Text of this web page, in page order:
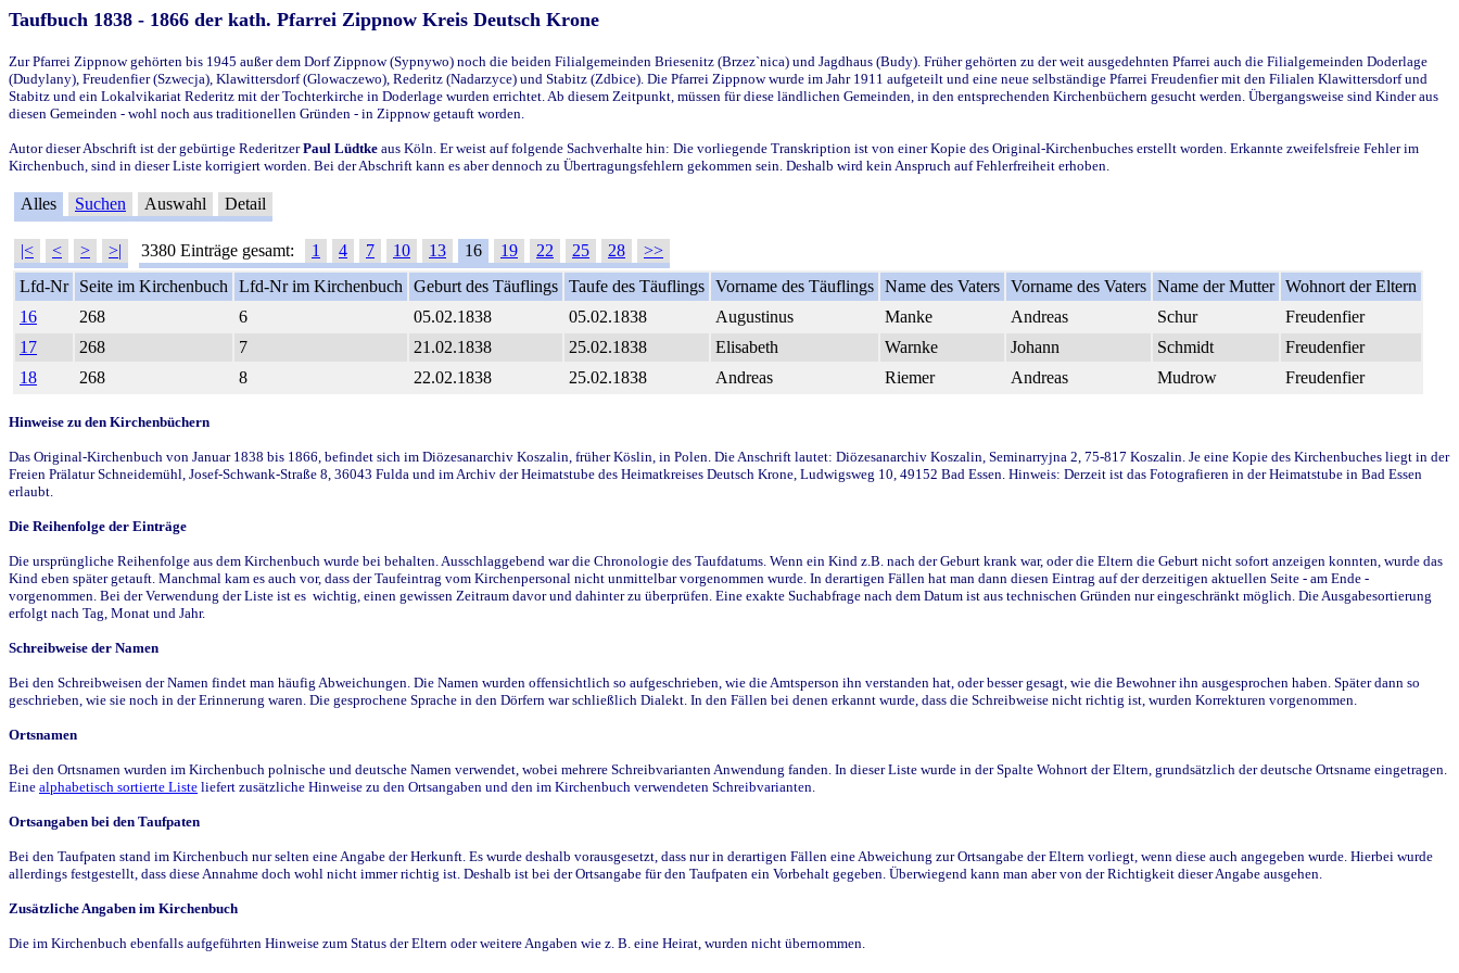
Taufbuch 1838 - 1866 der kath. Pfarrei Zippnow Kreis Deutsch Krone
Zur Pfarrei Zippnow gehörten bis 1945 außer dem Dorf Zippnow (Sypnywo) noch die beiden Filialgemeinden Briesenitz (Brzez`nica) und Jagdhaus (Budy). Früher gehörten zu der weit ausgedehnten Pfarrei auch die Filialgemeinden Doderlage
(Dudylany), Freudenfier (Szwecja), Klawittersdorf (Glowaczewo), Rederitz (Nadarzyce) und Stabitz (Zdbice). Die Pfarrei Zippnow wurde im Jahr 1911 aufgeteilt und eine neue selbständige Pfarrei Freudenfier mit den Filialen Klawittersdorf und
Stabitz und ein Lokalvikariat Rederitz mit der Tochterkirche in Doderlage wurden errichtet. Ab diesem Zeitpunkt, müssen für diese ländlichen Gemeinden, in den entsprechenden Kirchenbüchern gesucht werden. Übergangsweise sind Kinder aus
diesen Gemeinden - wohl noch aus traditionellen Gründen - in Zippnow getauft worden.
Autor dieser Abschrift ist der gebürtige RederitzerPaul Lüdtke aus Köln. Er weist auf folgende Sachverhalte hin: Die vorliegende Transkription ist von einer Kopie des Original-Kirchenbuches erstellt worden. Erkannte zweifelsfreie Fehler im
Kirchenbuch, sind in dieser Liste korrigiert worden. Bei der Abschrift kann es aber dennoch zu Übertragungsfehlern gekommen sein. Deshalb wird kein Anspruch auf Fehlerfreiheit erhoben.
Alles Suchen Auswahl Detail
|< < > >| 3380 Einträge gesamt: 1 4 7 10 13 16 19 22 25 28
>>
Lfd-Nr
Seite im Kirchenbuch Lfd-Nr im Kirchenbuch Geburt des Täuflings Taufe des Täuflings Vorname des Täuflings Name des Vaters Vorname des Vaters Name der Mutter Wohnort der Eltern
16
268 6 05.02.1838 05.02.1838 Augustinus Manke Andreas Schur
Freudenfier
17
268 7 21.02.1838 25.02.1838 Elisabeth Warnke Johann Schmidt
Freudenfier
18
268 8 22.02.1838 25.02.1838 Andreas Riemer Andreas Mudrow Freudenfier
Hinweise zu den Kirchenbüchern
Das Original-Kirchenbuch von Januar 1838 bis 1866, befindet sich im Diözesanarchiv Koszalin, früher Köslin, in Polen. Die Anschrift lautet: Diözesanarchiv Koszalin, Seminarryjna 2, 75-817 Koszalin. Je eine Kopie des Kirchenbuches liegt in der
Freien Prälatur Schneidemühl, Josef-Schwank-Straße 8, 36043 Fulda und im Archiv der Heimatstube des Heimatkreises Deutsch Krone, Ludwigsweg 10, 49152 Bad Essen. Hinweis: Derzeit ist das Fotografieren in der Heimatstube in Bad Essen
erlaubt.
Die Reihenfolge der Einträge
Die ursprüngliche Reihenfolge aus dem Kirchenbuch wurde bei behalten. Ausschlaggebend war die Chronologie des Taufdatums. Wenn ein Kind z.B. nach der Geburt krank war, oder die Eltern die Geburt nicht sofort anzeigen konnten, wurde das
Kind eben später getauft. Manchmal kam es auch vor, dass der Taufeintrag vom Kirchenpersonal nicht unmittelbar vorgenommen wurde. In derartigen Fällen hat man dann diesen Eintrag auf der derzeitigen aktuellen Seite - am Ende -
vorgenommen. Bei der Verwendung der Liste ist es wichtig, einen gewissen Zeitraum davor und dahinter zu überprüfen. Eine exakte Suchabfrage nach dem Datum ist aus technischen Gründen nur eingeschränkt möglich. Die Ausgabesortierung
erfolgt nach Tag, Monat und Jahr.
Schreibweise der Namen
Bei den Schreibweisen der Namen findet man häufig Abweichungen. Die Namen wurden offensichtlich so aufgeschrieben, wie die Amtsperson ihn verstanden hat, oder besser gesagt, wie die Bewohner ihn ausgesprochen haben. Später dann so
geschrieben, wie sie noch in der Erinnerung waren. Die gesprochene Sprache in den Dörfern war schließlich Dialekt. In den Fällen bei denen erkannt wurde, dass die Schreibweise nicht richtig ist, wurden Korrekturen vorgenommen.
Ortsnamen
Bei den Ortsnamen wurden im Kirchenbuch polnische und deutsche Namen verwendet, wobei mehrere Schreibvarianten Anwendung fanden. In dieser Liste wurde in der Spalte Wohnort der Eltern, grundsätzlich der deutsche Ortsname eingetragen.
Eine alphabetisch sortierte Liste liefert zusätzliche Hinweise zu den Ortsangaben und den im Kirchenbuch verwendeten Schreibvarianten.
Ortsangaben bei den Taufpaten
Bei den Taufpaten stand im Kirchenbuch nur selten eine Angabe der Herkunft. Es wurde deshalb vorausgesetzt, dass nur in derartigen Fällen eine Abweichung zur Ortsangabe der Eltern vorliegt, wenn diese auch angegeben wurde. Hierbei wurde
allerdings festgestellt, dass diese Annahme doch wohl nicht immer richtig ist. Deshalb ist bei der Ortsangabe für den Taufpaten ein Vorbehalt gegeben. Überwiegend kann man aber von der Richtigkeit dieser Angabe ausgehen.
Zusätzliche Angaben im Kirchenbuch
Die im Kirchenbuch ebenfalls aufgeführten Hinweise zum Status der Eltern oder weitere Angaben wie z. B. eine Heirat, wurden nicht übernommen.